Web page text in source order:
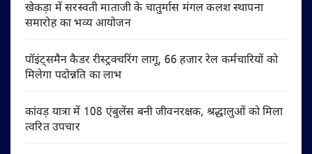
खेकड़ा में सरस्वती माताजी के चातुर्मास मंगल कलश स्थापना
समारोह का भव्य आयोजन
पॉइंट्समैन कैडर रीस्ट्रक्चरिंग लागू, 66 हजार रेल कर्मचारियों को
मिलेगा पदोन्नति का लाभ
कांवड़ यात्रा में 108 एंबुलेंस बनी जीवनरक्षक, श्रद्धालुओं को मिला
त्वरित उपचार